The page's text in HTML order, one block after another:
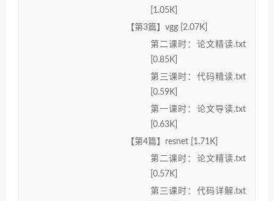
[1.05K]
【第3篇】vgg [2.07K]
第二课时：论文精读.txt
[0.85K]
第三课时：代码精读.txt
[0.59K]
第一课时：论文导读.txt
[0.63K]
【第4篇】resnet [1.71K]
第二课时：论文精读.txt
[0.57K]
第三课时：代码详解.txt